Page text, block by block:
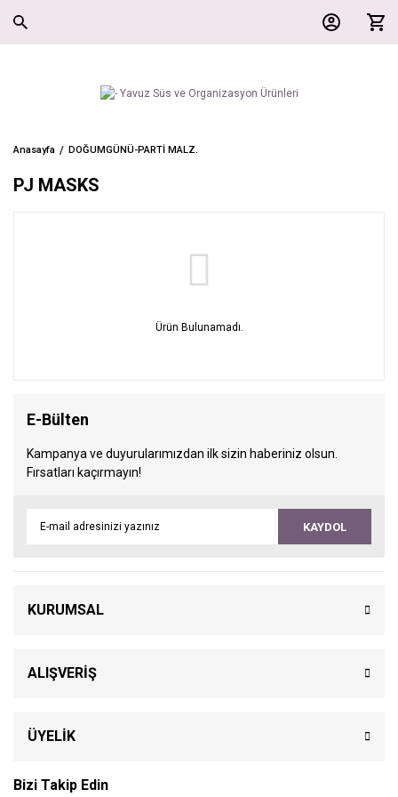
Anasayfa DOĞUMGÜNÜ-PARTİ MALZ.
PJ MASKS
Ürün Bulunamadı.
E-Bülten
Kampanya ve duyurularımızdan ilk sizin haberiniz olsun.
Fırsatları kaçırmayın!
KAYDOL
KURUMSAL
ALIŞVERİŞ
ÜYELİK
Bizi Takip Edin